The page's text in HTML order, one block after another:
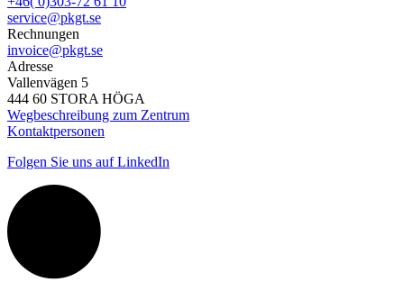
service@pkgt.se
Rechnungen
invoice@pkgt.se
Adresse
Vallenvägen 5
444 60 STORA HÖGA
Wegbeschreibung zum Zentrum
Kontaktpersonen
Folgen Sie uns auf LinkedIn